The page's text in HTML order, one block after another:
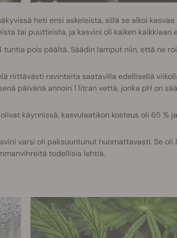
heti ensi askeleista, sillä se alkoi
tai puutteista, ja kasvini oli kaiken kaikkiaan
tuntia pois päältä. Säädin lamput niin, että ne
riittävästi ravinteita saatavilla edellisellä
päivänä annoin 1 litran vettä, jonka pH on
käynnissä, kasvulaatikon kosteus oli 65 %
varsi oli paksuuntunut huomattavasti. Se oli
todellisia lehtiä.